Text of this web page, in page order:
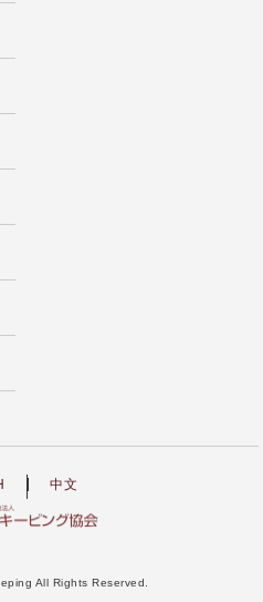
中文
All Rights Reserved.